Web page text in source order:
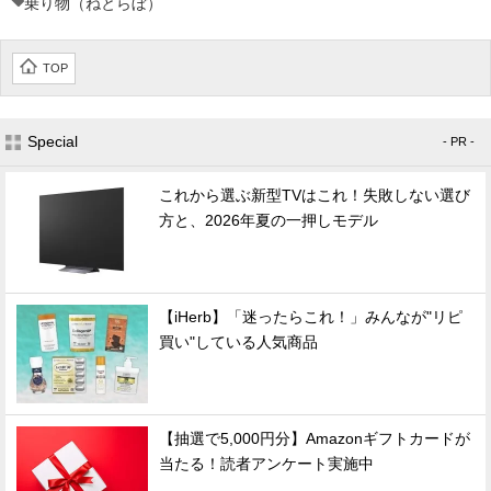
乗り物（ねとらぼ）
TOP
Special - PR -
これから選ぶ新型TVはこれ！失敗しない選び
方と、2026年夏の一押しモデル
【iHerb】「迷ったらこれ！」みんなが"リピ
買い"している人気商品
【抽選で5,000円分】Amazonギフトカードが
当たる！読者アンケート実施中